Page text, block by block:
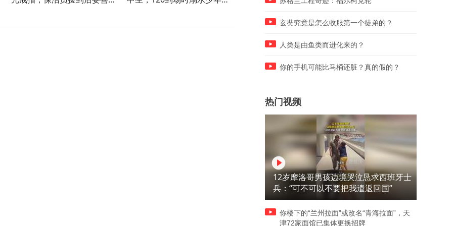
玄奘究竟是怎么收服第一个徒弟的？
人类是由鱼类而进化来的？
你的手机可能比马桶还脏？真的假的？
热门视频
12岁摩洛哥男孩边境哭泣恳求西班牙士
兵：“可不可以不要把我遣返回国”
你楼下的“兰州拉面”或改名“青海拉面”，天
津72家面馆已集体更换招牌